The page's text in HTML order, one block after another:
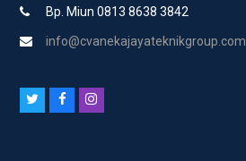
Bp. Miun 0813 8638 3842
info@cvanekajayateknikgroup.com